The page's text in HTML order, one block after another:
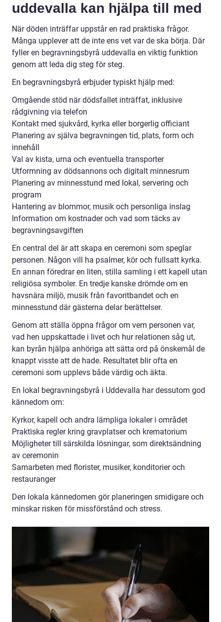
uddevalla kan hjälpa till med
När döden inträffar uppstår en rad praktiska frågor.
Många upplever att de inte ens vet var de ska börja. Där
fyller en begravningsbyrå uddevalla en viktig funktion
genom att leda dig steg för steg.
En begravningsbyrå erbjuder typiskt hjälp med:
Omgående stöd när dödsfallet inträffat, inklusive
rådgivning via telefon
Kontakt med sjukvård, kyrka eller borgerlig officiant
Planering av själva begravningen tid, plats, form och
innehåll
Val av kista, urna och eventuella transporter
Utformning av dödsannons och digitalt minnesrum
Planering av minnesstund med lokal, servering och
program
Hantering av blommor, musik och personliga inslag
Information om kostnader och vad som täcks av
begravningsavgiften
En central del är att skapa en ceremoni som speglar
personen. Någon vill ha psalmer, kör och fullsatt kyrka.
En annan föredrar en liten, stilla samling i ett kapell utan
religiösa symboler. En tredje kanske drömde om en
havsnära miljö, musik från favoritbandet och en
minnesstund där gästerna delar berättelser.
Genom att ställa öppna frågor om vem personen var,
vad hen uppskattade i livet och hur relationen såg ut,
kan byrån hjälpa anhöriga att sätta ord på önskemål de
knappt visste att de hade. Resultatet blir ofta en
ceremoni som upplevs både värdig och äkta.
En lokal begravningsbyrå i Uddevalla har dessutom god
kännedom om:
Kyrkor, kapell och andra lämpliga lokaler i området
Praktiska regler kring gravplatser och krematorium
Möjligheter till särskilda lösningar, som direktsändning
av ceremonin
Samarbeten med florister, musiker, konditorier och
restauranger
Den lokala kännedomen gör planeringen smidigare och
minskar risken för missförstånd och stress.